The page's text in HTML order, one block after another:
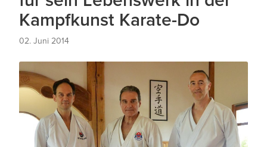
Kampfkunst Karate-Do
02. Juni 2014